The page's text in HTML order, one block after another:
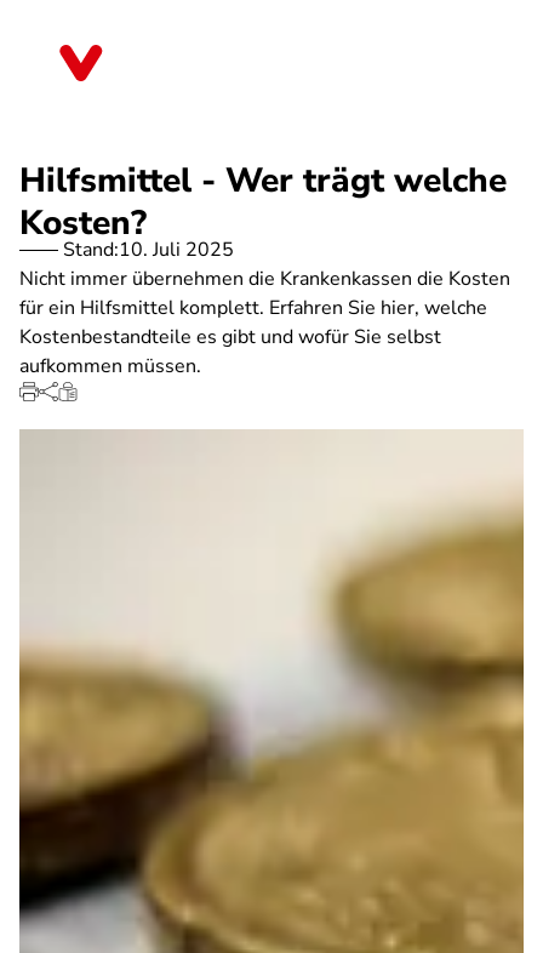
Hilfsmittel - Wer trägt welche
Kosten?
Stand:10. Juli 2025
Nicht immer übernehmen die Krankenkassen die Kosten
für ein Hilfsmittel komplett. Erfahren Sie hier, welche
Kostenbestandteile es gibt und wofür Sie selbst
aufkommen müssen.